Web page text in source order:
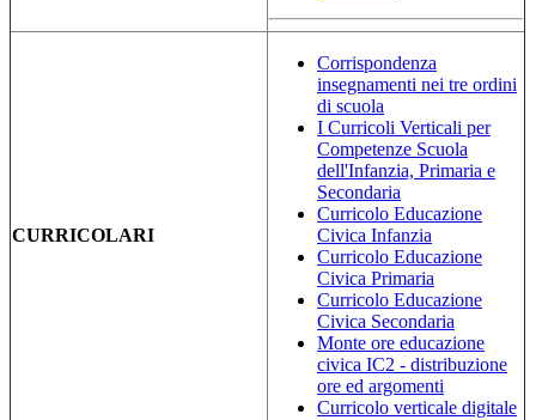
CURRICOLARI
Corrispondenza
insegnamenti nei tre ordini
di scuola
I Curricoli Verticali per
Competenze Scuola
dell'Infanzia, Primaria e
Secondaria
Curricolo Educazione
Civica Infanzia
Curricolo Educazione
Civica Primaria
Curricolo Educazione
Civica Secondaria
Monte ore educazione
civica IC2 - distribuzione
ore ed argomenti
Curricolo verticale digitale